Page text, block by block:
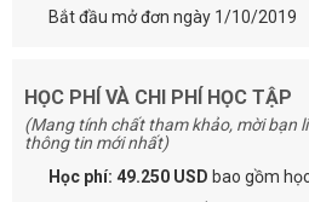
Bắt đầu mở đơn ngày 1/10/2019
HỌC PHÍ VÀ CHI PHÍ HỌC TẬP
(Mang tính chất tham khảo, mời bạn
thông tin mới nhất)
Học phí: 49.250 USD bao gồm